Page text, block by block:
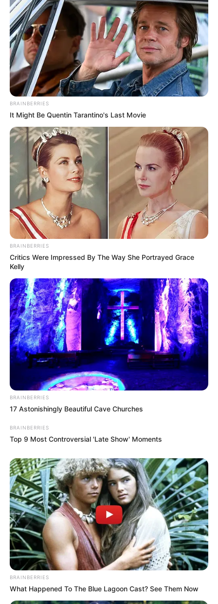
BRAINBERRIES
It Might Be Quentin Tarantino's Last Movie
BRAINBERRIES
Critics Were Impressed By The Way She Portrayed Grace
Kelly
BRAINBERRIES
17 Astonishingly Beautiful Cave Churches
BRAINBERRIES
Top 9 Most Controversial 'Late Show' Moments
BRAINBERRIES
What Happened To The Blue Lagoon Cast? See Them Now